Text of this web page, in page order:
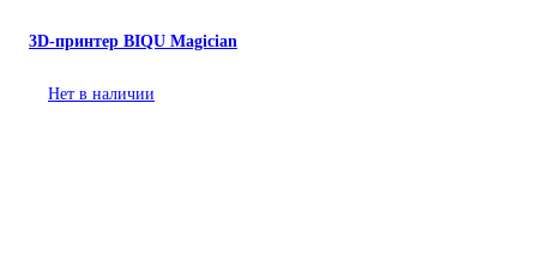
3D-принтер BIQU Magician
Нет в наличии